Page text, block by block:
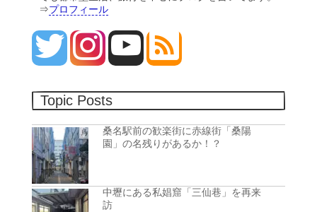
⇒プロフィール
Topic Posts
桑名駅前の歓楽街に赤線街「桑陽
園」の名残りがあるか！？
中壢にある私娼窟「三仙巷」を再来
訪